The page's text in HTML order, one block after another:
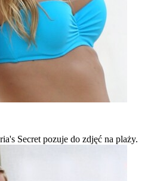
Secret pozuje do zdjęć na plaży.